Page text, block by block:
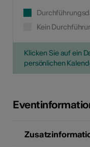
Kein
Klicken Sie auf ein
persönlichen